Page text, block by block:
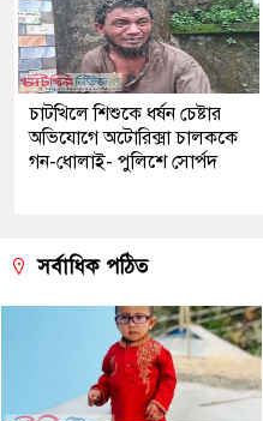
চাটখিলে শিশুকে ধর্ষন চেষ্টার
অভিযোগে অটোরিক্সা চালককে
গন-ধোলাই- পুলিশে সোর্পদ
সর্বাধিক পঠিত